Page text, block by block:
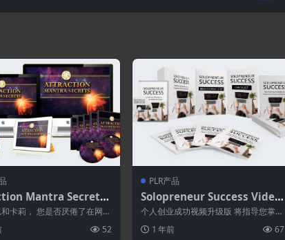
Mantra Secrets
卡莉， 您是否厌倦了在网上
...
52
PLR产品
Solopreneur Success Video
Upgrade
个人创业成功视频升级版 将指导您掌握
可以完全掌...
1 年前 67